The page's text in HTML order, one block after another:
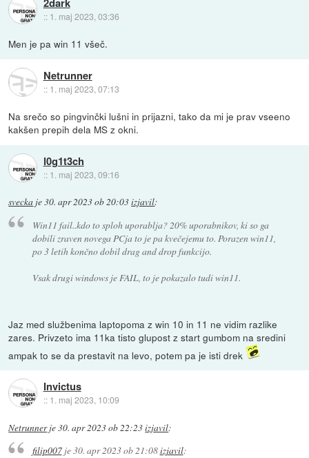
:: 1. maj 2023, 03:36
Men je pa win 11 všeč.
Netrunner
:: 1. maj 2023, 07:13
Na srečo so pingvinčki lušni in prijazni, tako da mi je prav vseeno
kakšen prepih dela MS z okni.
l0g1t3ch
:: 1. maj 2023, 09:16
svecka je30. apr 2023 ob 20:03izjavil:
Win11 fail..kdo to sploh uporablja? 20% uporabnikov, ki so ga
dobili zraven novega PCja to je pa kvečejemu to. Porazen win11,
po 3 letih končno dobil drag and drop funkcijo.
Vsak drugi windows je FAIL, to je pokazalo tudi win11.
Jaz med službenima laptopoma z win 10 in 11 ne vidim razlike
zares. Privzeto ima 11ka tisto glupost z start gumbom na sredini
ampak to se da prestavit na levo, potem pa je isti drek
Invictus
:: 1. maj 2023, 10:09
Netrunnerje30. apr 2023 ob 22:23izjavil:
filip007je30. apr 2023 ob 21:08izjavil: